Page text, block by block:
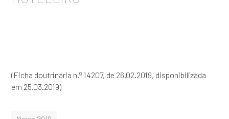
(Ficha doutrinária n.º 14207, de 26.02.2019, disponibilizada
em 25.03.2019)